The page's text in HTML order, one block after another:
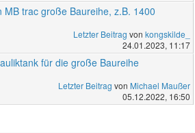
MB trac große Baureihe, z.B. 1400
Letzter Beitrag von kongskilde_
24.01.2023, 11:17
für die große Baureihe
Letzter Beitrag von Michael Maußer
05.12.2022, 16:50